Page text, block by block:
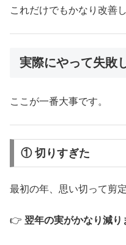
これだけでもかなり改善し
実際にやって失敗
ここが一番大事です。
① 切りすぎた
最初の年、思い切って剪
👉 翌年の実がかなり減り